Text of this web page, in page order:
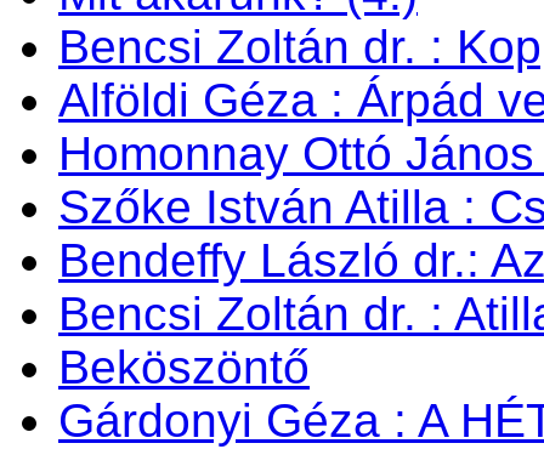
Bencsi Zoltán dr. :
Alföldi Géza : Árpád
Homonnay Ottó
Szőke István Atilla :
Bendeffy László dr.:
Bencsi Zoltán dr. :
Beköszöntő
Gárdonyi Géza : A